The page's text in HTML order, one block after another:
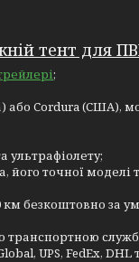
тент для
;
або Cordura
ультрафіолету;
його точної
км безкоштовно за
транспортною
UPS, FedEx, DHL